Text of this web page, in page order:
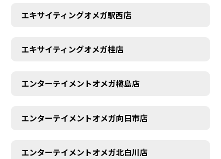
エキサイティングオメガ駅西店
エキサイティングオメガ桂店
エンターテイメントオメガ槇島店
エンターテイメントオメガ向日市店
エンターテイメントオメガ北白川店